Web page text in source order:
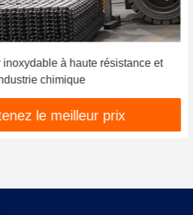
inoxydable à haute résistance et
chimique
le meilleur prix